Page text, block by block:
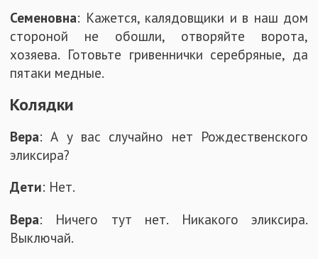
Семеновна: Кажется, калядовщики и в наш дом
стороной не обошли, отворяйте ворота,
хозяева. Готовьте гривеннички серебряные, да
пятаки медные.
Колядки
Вера: А у вас случайно нет Рождественского
эликсира?
Дети: Нет.
Вера: Ничего тут нет. Никакого эликсира.
Выключай.